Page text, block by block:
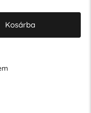
Kosárba